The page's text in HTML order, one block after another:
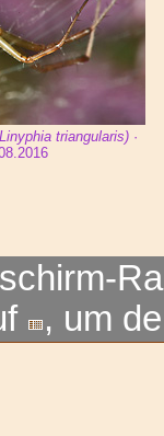
triangularis) ·
, um